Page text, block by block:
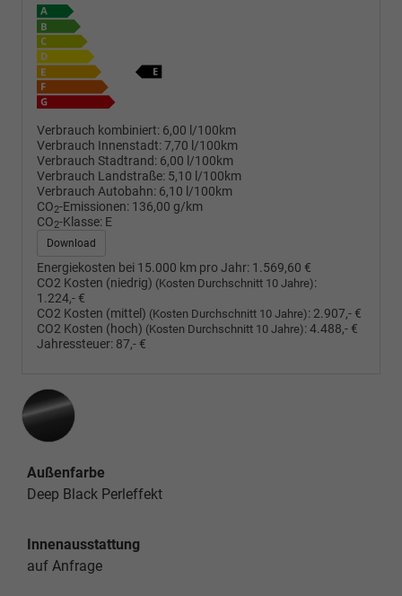
Verbrauch kombiniert: 6,00 l/100km
Verbrauch Innenstadt:7,70 l/100km
Verbrauch Stadtrand: 6,00 l/100km
Verbrauch Landstraße: 5,10 l/100km
Verbrauch Autobahn: 6,10 l/100km
CO2-Emissionen: 136,00 g/km
CO2-Klasse: E
Download
Energiekosten bei 15.000 km pro Jahr: 1.569,60 €
CO2 Kosten (niedrig) (Kosten Durchschnitt 10 Jahre):
1.224,- €
CO2 Kosten (mittel) (Kosten Durchschnitt 10 Jahre): 2.907,- €
CO2 Kosten (hoch) (Kosten Durchschnitt 10 Jahre):4.488,- €
Jahressteuer: 87,- €
Außenfarbe
Deep Black Perleffekt
Innenausstattung
auf Anfrage